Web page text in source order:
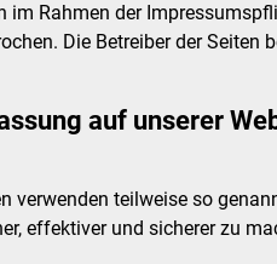
im Rahmen der
Die Betreiber der
auf unserer
verwenden teilweise so
effektiver und sicherer zu